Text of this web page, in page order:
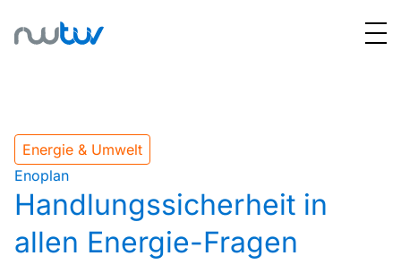
Energie & Umwelt
Enoplan
Handlungssicherheit in
allen Energie-Fragen